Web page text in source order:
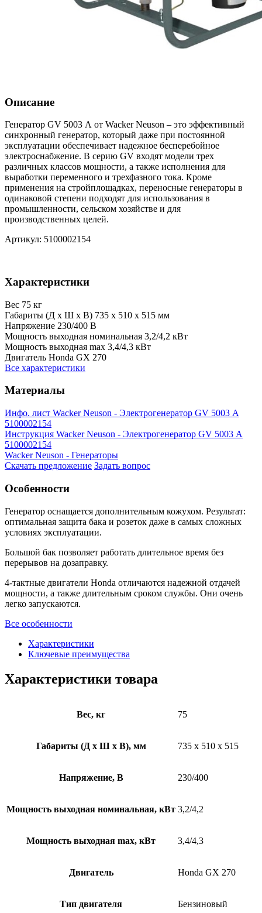
Описание
Генератор GV 5003 А от Wacker Neuson – это эффективный
синхронный генератор, который даже при постоянной
эксплуатации обеспечивает надежное бесперебойное
электроснабжение. В серию GV входят модели трех
различных классов мощности, а также исполнения для
выработки переменного и трехфазного тока. Кроме
применения на стройплощадках, переносные генераторы в
одинаковой степени подходят для использования в
промышленности, сельском хозяйстве и для
производственных целей.
Артикул: 5100002154
Характеристики
Вес 75 кг
Габариты (Д х Ш х В) 735 x 510 x 515 мм
Напряжение 230/400 В
Мощность выходная номинальная 3,2/4,2 кВт
Мощность выходная max 3,4/4,3 кВт
Двигатель Honda GX 270
Все характеристики
Материалы
Инфо. лист Wacker Neuson - Электрогенератор GV 5003 А
5100002154
Инструкция Wacker Neuson - Электрогенератор GV 5003 А
5100002154
Wacker Neuson - Генераторы
Скачать предложение Задать вопрос
Особенности
Генератор оснащается дополнительным кожухом. Результат:
оптимальная защита бака и розеток даже в самых сложных
условиях эксплуатации.
Большой бак позволяет работать длительное время без
перерывов на дозаправку.
4-тактные двигатели Honda отличаются надежной отдачей
мощности, а также длительным сроком службы. Они очень
легко запускаются.
Все особенности
Характеристики
Ключевые преимущества
Характеристики товара
Вес, кг 75
Габариты (Д х Ш х В), мм 735 x 510 x 515
Напряжение, В 230/400
Мощность выходная номинальная, кВт 3,2/4,2
Мощность выходная max, кВт 3,4/4,3
Двигатель Honda GX 270
Тип двигателя Бензиновый